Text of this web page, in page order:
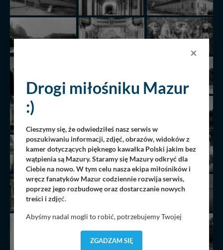
×
Drogi miłośniku Mazur
:)
Cieszymy się, że odwiedziłeś nasz serwis w
poszukiwaniu informacji, zdjęć, obrazów, widoków z
kamer dotyczących pięknego kawałka Polski jakim bez
wątpienia są Mazury. Staramy się Mazury odkryć dla
Ciebie na nowo. W tym celu nasza ekipa miłośników i
wręcz fanatyków Mazur codziennie rozwija serwis,
poprzez jego rozbudowę oraz dostarczanie nowych
treści i zdjęć.
Abyśmy nadal mogli to robić, potrzebujemy Twojej
dostosować do Twoich preferencji. Twoje dane (w tym
pliki cookies) będą zapisywane w celu usprawnienia
ZGADZAM SIĘ